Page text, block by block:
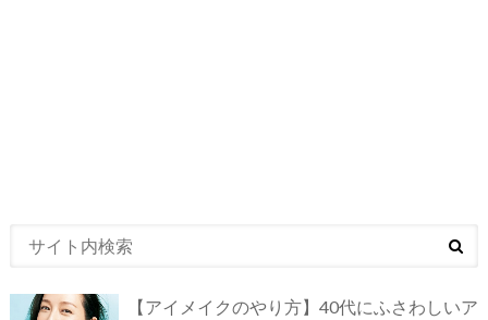
【アイメイクのやり方】40代にふさわしいア